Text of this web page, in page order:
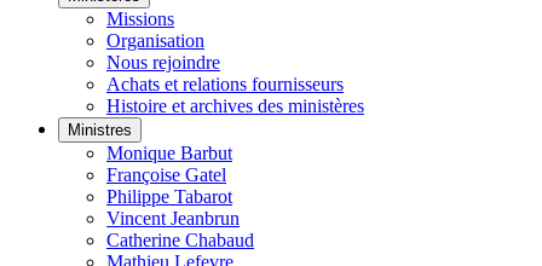
Missions
Organisation
Nous rejoindre
Achats et relations fournisseurs
Histoire et archives des ministères
Ministres
Monique Barbut
Françoise Gatel
Philippe Tabarot
Vincent Jeanbrun
Catherine Chabaud
Mathieu Lefevre